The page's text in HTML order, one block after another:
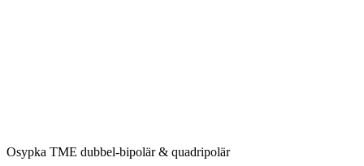
Osypka TME dubbel-bipolär & quadripolär